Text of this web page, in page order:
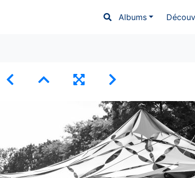
Albums